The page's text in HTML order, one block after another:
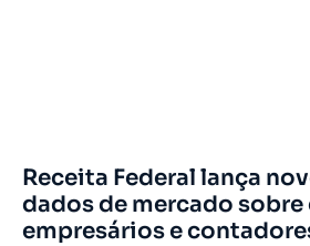
Receita Federal lança
dados de mercado sobre
empresários e